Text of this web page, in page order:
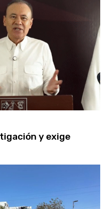
y exige